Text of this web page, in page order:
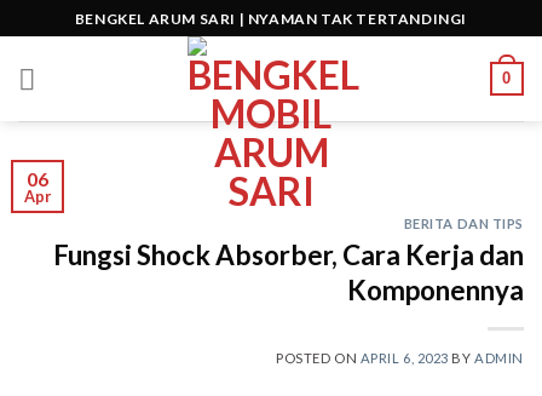
to
content
BENGKEL ARUM SARI | NYAMAN TAK TERTANDINGI
0
06
Apr
BERITA DAN TIPS
Fungsi Shock Absorber, Cara Kerja dan
Komponennya
POSTED ON APRIL 6, 2023 BY ADMIN